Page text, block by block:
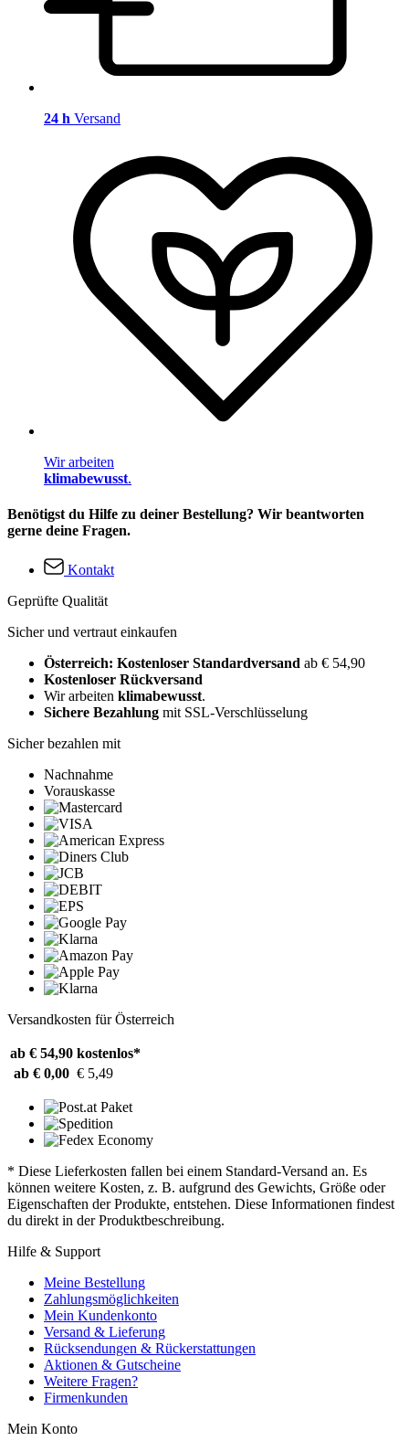
24 h Versand
Wir arbeiten
klimabewusst.
Benötigst du Hilfe zu deiner Bestellung? Wir beantworten
gerne deine Fragen.
Kontakt
Geprüfte Qualität
Sicher und vertraut einkaufen
Österreich: Kostenloser Standardversand ab € 54,90
Kostenloser Rückversand
Wir arbeiten klimabewusst.
Sichere Bezahlung mit SSL-Verschlüsselung
Sicher bezahlen mit
Nachnahme
Vorauskasse
Versandkosten für Österreich
ab € 54,90 kostenlos*
ab € 0,00 € 5,49
* Diese Lieferkosten fallen bei einem Standard-Versand an. Es
können weitere Kosten, z. B. aufgrund des Gewichts, Größe oder
Eigenschaften der Produkte, entstehen. Diese Informationen findest
du direkt in der Produktbeschreibung.
Hilfe & Support
Meine Bestellung
Zahlungsmöglichkeiten
Mein Kundenkonto
Versand & Lieferung
Rücksendungen & Rückerstattungen
Aktionen & Gutscheine
Weitere Fragen?
Firmenkunden
Mein Konto